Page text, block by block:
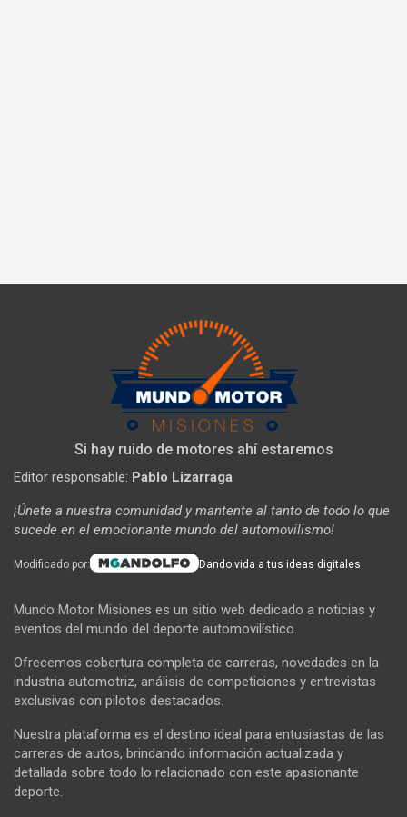
Si hay ruido de motores ahí estaremos
Editor responsable: Pablo Lizarraga
¡Únete a nuestra comunidad y mantente al tanto de todo lo que
sucede en el emocionante mundo del automovilismo!
Modificado por: Dando vida a tus ideas digitales
Mundo Motor Misiones es un sitio web dedicado a noticias y
eventos del mundo del deporte automovilístico.
Ofrecemos cobertura completa de carreras, novedades en la
industria automotriz, análisis de competiciones y entrevistas
exclusivas con pilotos destacados.
Nuestra plataforma es el destino ideal para entusiastas de las
carreras de autos, brindando información actualizada y
detallada sobre todo lo relacionado con este apasionante
deporte.